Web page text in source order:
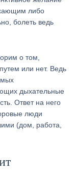
либо
болеть ведь
о том,
или нет. Ведь
дыхательные
Ответ на него
люди
(дом, работа,